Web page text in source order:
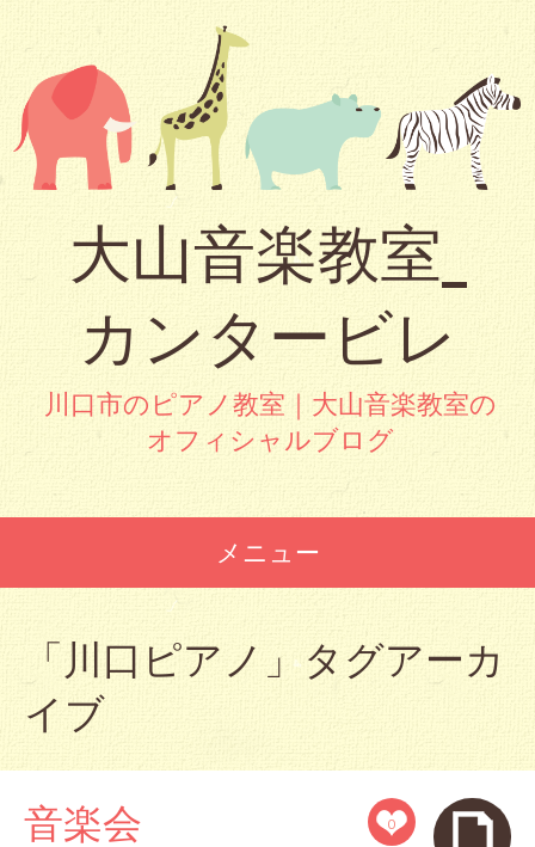
大山音楽教室_
カンタービレ
川口市のピアノ教室｜大山音楽教室の
オフィシャルブログ
メニュー
「 川口ピアノ 」タグアーカ
イブ
0
音楽会